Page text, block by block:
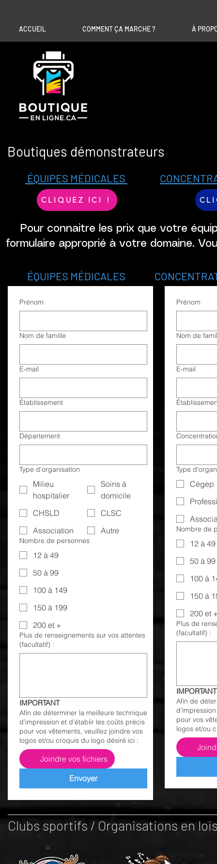
ACCUEIL COMMENT ÇA MARCHE ? À
Boutiques démonstrateurs
ÉQUIPES MÉDICALES
CLIQUEZ ICI !
Pour connaitre les prix que votre
formulaire approprié à votre domaine.
ÉQUIPES MÉDICALES
Prénom
Nom de famille
E‑mail
Établissement
Département
Type d'organisation
Milieu
hospitalier
Soins à
domicile
CHSLD
CLSC
Association
Autre
Nombre de personnes
12 à 49
50 à 99
100 à 149
150 à 199
200 et +
Plus de renseignements sur vos attentes
(facultatif) :
IMPORTANT
Afin de déterminer la meilleure technique
d’impression et d’établir les coûts précis
pour vos vêtements, veuillez joindre vos
logos et/ou croquis du logo désiré ici :
Joindre vos fichiers
Envoyer
Prénom
Nom de
E‑mail
Type
Cégep
Nombre de
12 à 49
50 à 99
100 à
150 à
200 et
Plus de
(facultatif) :
IMPORTANT
Afin de
pour vos
logos et/ou
Clubs sportifs / Organisations en